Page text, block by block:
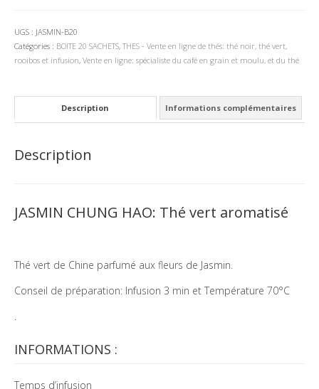
UGS : JASMIN-B20
Catégories : BOITE 20 SACHETS, THES - Vente en ligne de thés: thé noir, thé vert,
rooibos et infusion, Vente en ligne: spécialiste du café en grain et moulu, et du thé
Description Informations complémentaires
Description
JASMIN CHUNG HAO: Thé vert aromatisé
Thé vert de Chine parfumé aux fleurs de Jasmin.
Conseil de préparation: Infusion 3 min et Température 70°C
.
INFORMATIONS :
Temps d’infusion